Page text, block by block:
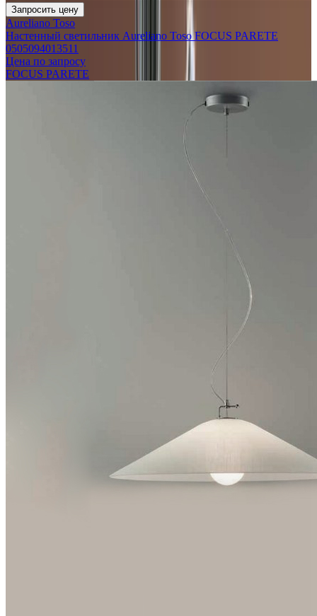
Запросить цену
Aureliano Toso
Настенный светильник Aureliano Toso FOCUS PARETE
0505094013511
Цена по запросу
FOCUS PARETE